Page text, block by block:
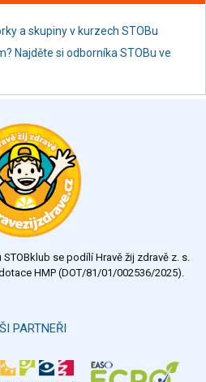
a skupiny v kurzech STOBu
Najděte si odborníka STOBu ve
se podílí Hravě žij zdravě z. s.
HMP (DOT/81/01/002536/2025).
PARTNEŘI